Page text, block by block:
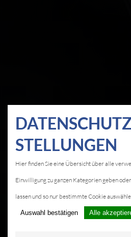
STELLUNGEN
Hier finden Sie eine Übersicht über alle
Einwilligung zu ganzen Kategorien geben
lassen und so nur bestimmte Cookie
Auswahl bestätigen Alle